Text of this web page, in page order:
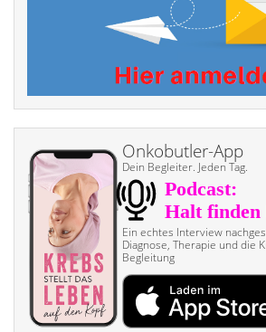
Onkobutler-App
Dein Begleiter. Jeden Tag.
Ein echtes Interview
Diagnose, Therapie und die
Begleitung